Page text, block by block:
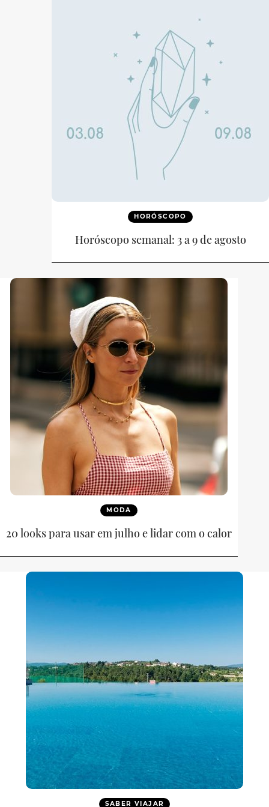
HORÓSCOPO
Horóscopo semanal: 3 a 9 de agosto
MODA
20 looks para usar em julho e lidar com o calor
SABER VIAJAR